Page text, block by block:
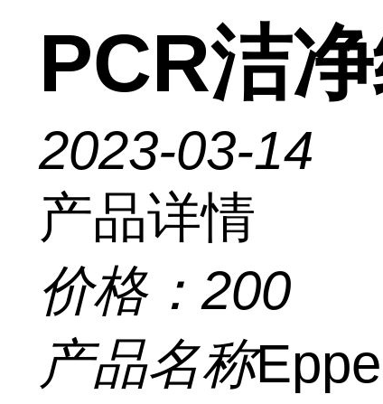
PCR洁
2023-03-14
产品详情
价格： 200
产品名称